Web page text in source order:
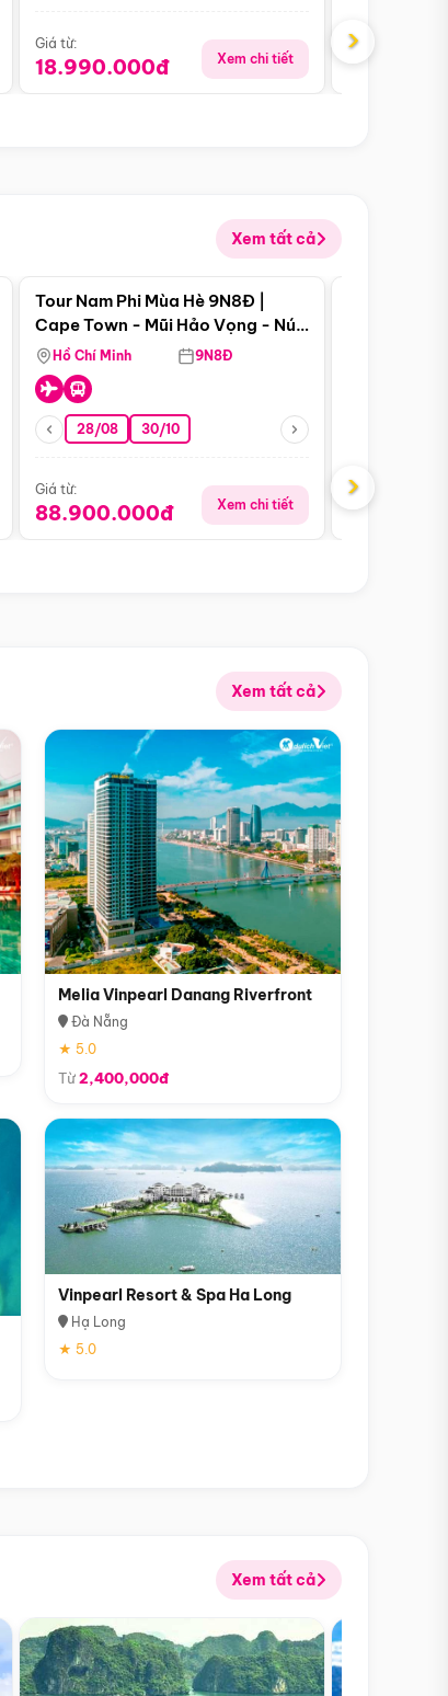
Giá từ:
18.990.000đ Xem chi tiết
Giá từ:
›
Xem tất cả
Điểm nổi bật
Tour Nam Phi Mùa Hè 9N8Đ |
Cape Town - Mũi Hảo Vọng - Núi
Bàn - Johannesburg - Pretoria -
Safari - Lodge
Hồ Chí Minh 9N8Đ
28/08 30/10
Giá từ:
88.900.000đ Xem chi tiết
Giá từ:
›
Xem tất cả
Melia Vinpearl Danang Riverfront
Đà Nẵng
★ 5.0
Từ2,400,000đ
Vinpearl Resort & Spa Ha Long
Hạ Long
★ 5.0
Xem tất cả